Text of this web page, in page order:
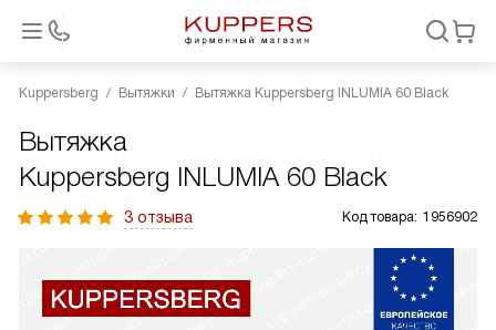
Kuppersberg Вытяжки Вытяжка Kuppersberg INLUMIA 60 Black
Вытяжка
Kuppersberg INLUMIA 60 Black
3 отзыва Код товара: 1956902